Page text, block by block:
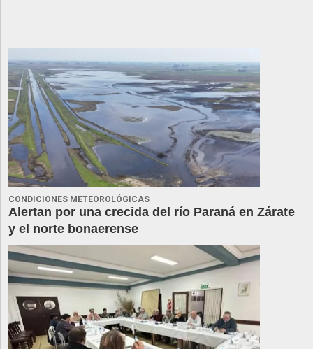
CONDICIONES METEOROLÓGICAS
Alertan por una crecida del río Paraná en Zárate
y el norte bonaerense